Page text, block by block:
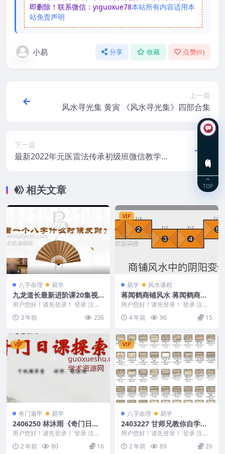
即删除！联系微信：yiguoxue78本站所有内容适用本
站免责声明
小易 分享 收藏 点赞(0)
上一篇
风水寻光集 黄寅 《风水寻光集》四部合集
下一篇
最新2022年元医雷法传承初级班微信教学录
相关文章
八字命理 易学
九龙道长最新进阶课20集视
频60小时
用户您好！请先登录！ 登录 注册
九龙道长最新进阶课20集视频，总
课时60小时 ...
3 年前 236
VIP
易学 风水课程
蒋闻鹤商铺风水 蒋闻鹤商铺
风水选择与布局视频课程11
集
用户您好！请先登录！ 登录 注册
蒋闻鹤商铺风水 蒋闻鹤商铺风水
选择与布局视频课...
4 年前 96 15
VIP
奇门遁甲 易学
2406250 林沐雨《奇门日课
探索班》16集
用户您好！请先登录！ 登录 注册
林沐雨《奇门日课探索班》16集 2
406250...
2 年前 80 16
VIP
八字命理 易学
2403227 甘师兄教你自学
《四柱八字》（完结）84视
频
用户您好！请先登录！ 登录 注册
甘师兄教你自学《四柱八字》（完
结） 24032...
2 年前 89 26
TOP